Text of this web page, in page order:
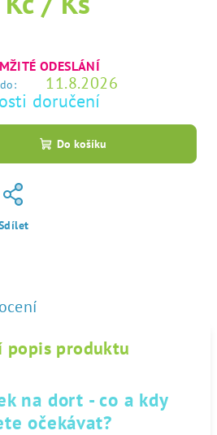
ODESLÁNÍ
11.8.2026
doručení
Do košíku
popis produktu
na dort - co a kdy
očekávat?